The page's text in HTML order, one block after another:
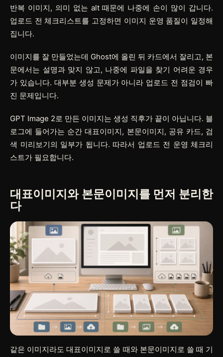
반복 이미지, 의미 없는 alt 때문에 나중에 손이 많이 갑니다.
업로드 전 체크리스트를 고정하면 이미지 운영 품질이 일정해
집니다.
이미지를 잘 만들었는데 Ghost에 올린 뒤 카드에서 잘리고, 본
문에서는 설명과 맞지 않고, 나중에 파일을 찾기 어려운 경우
가 있습니다. 대부분 생성 문제가 아니라 업로드 전 점검이 빠
진 문제입니다.
GPT Image 2로 만든 이미지는 생성 직후가 끝이 아닙니다. 블
로그에 들어가는 순간 대표이미지, 본문이미지, 공유 카드, 검
색 미리보기의 일부가 됩니다. 따라서 업로드 전 운영 체크리
스트가 필요합니다.
대표이미지와 본문이미지를 먼저 분리한
다
같은 이미지라도 대표이미지로 쓸 때와 본문이미지로 쓸 때 기